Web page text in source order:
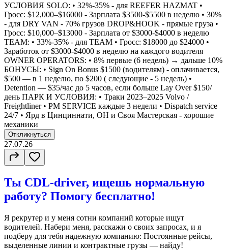
УСЛОВИЯ SOLO: • 32%-35% - для REEFER HAZMAT •
Гросс: $12,000–$16000 - Зарплата $3500-$5500 в неделю • 30%
- для DRY VAN - 70% грузов DROP&HOOK - прямые груза •
Гросс: $10,000–$13000 - Зарплата от $3000-$4000 в неделю
TEAM: • 33%-35% - для TEAM • Гросс: $18000 до $24000 •
Заработок от $3000-$4000 в неделю на каждого водителя
OWNER OPERATORS: • 8% первые (6 недель) → дальше 10%
БОНУСЫ: • Sign On Bonus $1500 (водителям) - оплачивается,
$500 — в 1 неделю, по $200 ( следующие - 5 недель) •
Detention — $35/час до 5 часов, если больше Lay Оver $150/
день ПАРК И УСЛОВИЯ: • Траки 2023–2025 Volvo /
Freightliner • PM SERVICE каждые 3 недели • Dispatch service
24/7 • Ярд в Цинциннати, OH и Своя Мастерская - хорошие
механики
Откликнуться
27.07.26
Ты CDL-driver, ищешь нормальную
работу? Помогу бесплатно!
Я рекрутер и у меня сотни компаний которые ищут
водителей. Набери меня, расскажи о своих запросах, и я
подберу для тебя надежную компанию: Постоянные рейсы,
выделенные линии и контрактные грузы — найду!